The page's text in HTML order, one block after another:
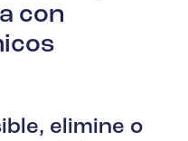
con
elimine o